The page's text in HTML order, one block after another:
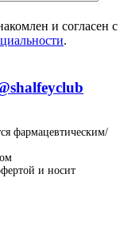
и согласен с
.
фармацевтическим/
и носит